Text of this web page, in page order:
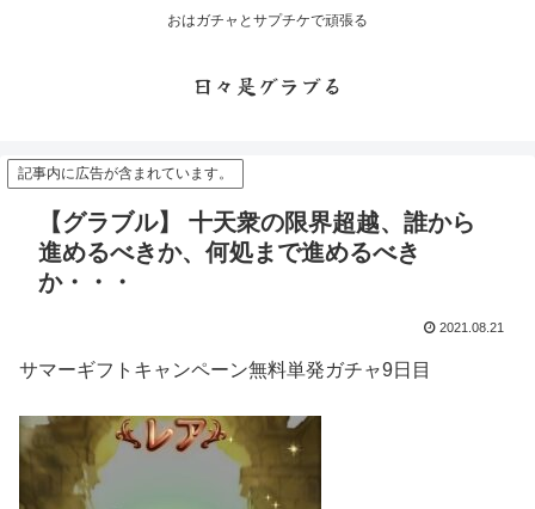
おはガチャとサプチケで頑張る
日々是グラブる
記事内に広告が含まれています。
【グラブル】 十天衆の限界超越、誰から
進めるべきか、何処まで進めるべき
か・・・
2021.08.21
サマーギフトキャンペーン無料単発ガチャ9日目